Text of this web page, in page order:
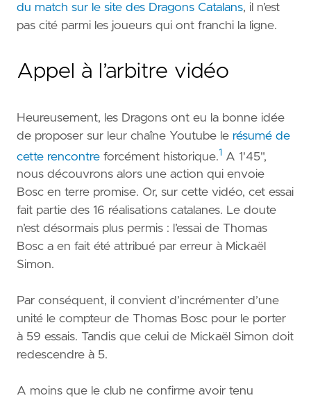
du match sur le site des Dragons Catalans, il n’est
pas cité parmi les joueurs qui ont franchi la ligne.
Appel à l’arbitre vidéo
Heureusement, les Dragons ont eu la bonne idée
de proposer sur leur chaîne Youtube le résumé de
cette rencontre forcément historique.1 A 1'45",
nous découvrons alors une action qui envoie
Bosc en terre promise. Or, sur cette vidéo, cet essai
fait partie des 16 réalisations catalanes. Le doute
n’est désormais plus permis : l’essai de Thomas
Bosc a en fait été attribué par erreur à Mickaël
Simon.
Par conséquent, il convient d’incrémenter d’une
unité le compteur de Thomas Bosc pour le porter
à 59 essais. Tandis que celui de Mickaël Simon doit
redescendre à 5.
A moins que le club ne confirme avoir tenu